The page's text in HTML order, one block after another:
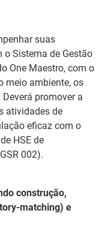
suas
Sistema de Gestão
One Maestro, com o
meio ambiente, os
promover a
atividades de
eficaz com o
HSE de
002).
construção,
matching) e